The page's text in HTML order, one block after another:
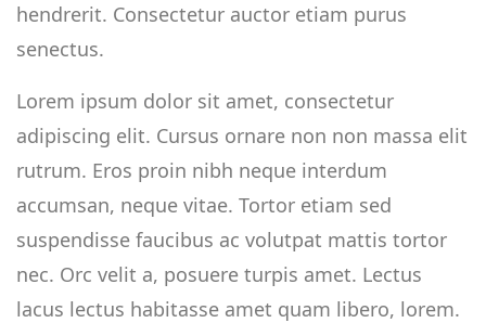
hendrerit. Consectetur auctor etiam purus
senectus.
Lorem ipsum dolor sit amet, consectetur
adipiscing elit. Cursus ornare non non massa elit
rutrum. Eros proin nibh neque interdum
accumsan, neque vitae. Tortor etiam sed
suspendisse faucibus ac volutpat mattis tortor
nec. Orc velit a, posuere turpis amet. Lectus
lacus lectus habitasse amet quam libero, lorem.